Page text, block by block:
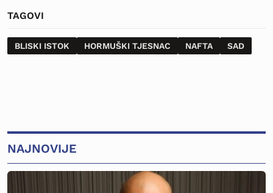
TAGOVI
BLISKI ISTOK HORMUŠKI TJESNAC NAFTA SAD
NAJNOVIJE